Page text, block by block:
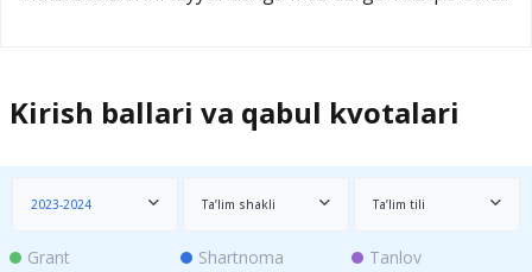
Kirish ballari va qabul kvotalari
2023-2024 Ta’lim shakli Ta’lim tili
Grant Shartnoma Tanlov